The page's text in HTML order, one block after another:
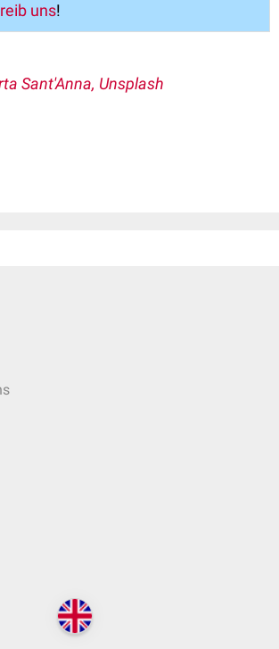
uns!
Sant'Anna, Unsplash